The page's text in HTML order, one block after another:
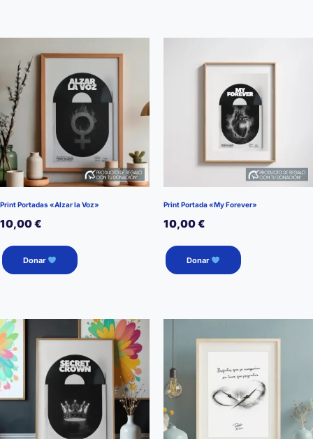
Print Portadas «Alzar la Voz»
10,00€
Donar
Print Portada «My Forever»
10,00€
Donar